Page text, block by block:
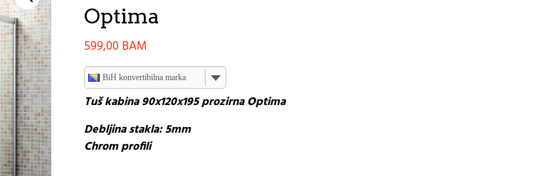
Optima
599,00 BAM
BiH konvertibilna marka
Tuš kabina 90x120x195 prozirna Optima
Debljina stakla: 5mm
Chrom profili